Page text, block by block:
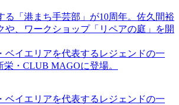
る「港まち手芸部」が10周年。佐久間裕
や、ワークショップ「リペアの庭」を開
ベイエリアを代表するレジェンドの一
栄・CLUB MAGOに登場。
ベイエリアを代表するレジェンドの一